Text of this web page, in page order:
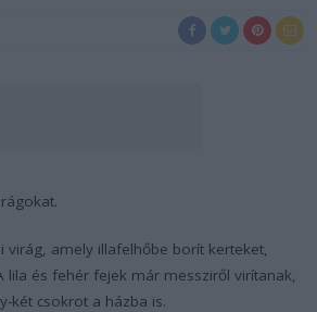
virág, amely illafelhőbe borít kerteket,
lila és fehér fejek már messziről virítanak,
két csokrot a házba is.